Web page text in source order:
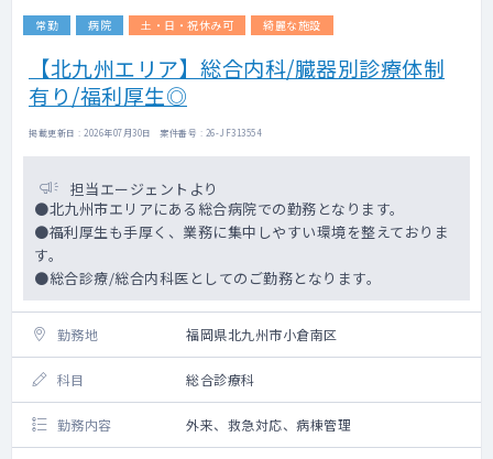
常勤 病院 土・日・祝休み可 綺麗な施設
【北九州エリア】総合内科/臓器別診療体制
有り/福利厚生◎
掲載更新日 : 2026年07月30日 案件番号 : 26-JF313554
担当エージェントより
●北九州市エリアにある総合病院での勤務となります。
●福利厚生も手厚く、業務に集中しやすい環境を整えておりま
す。
●総合診療/総合内科医としてのご勤務となります。
勤務地 福岡県北九州市小倉南区
科目 総合診療科
勤務内容 外来、救急対応、病棟管理